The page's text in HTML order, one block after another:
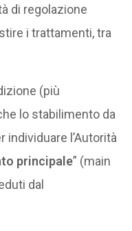
di regolazione
i trattamenti, tra
(più
lo stabilimento da
l’Autorità
principale” (main
dal